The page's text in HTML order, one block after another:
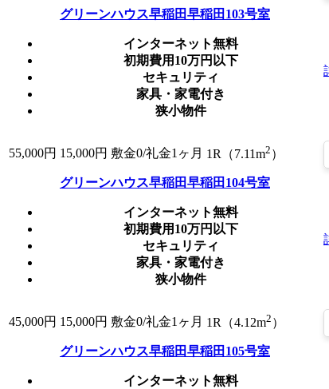
グリーンハウス早稲田早稲田103号室
インターネット無料
初期費用10万円以下
セキュリティ
家具・家電付き
狭小物件
55,000円 15,000円 敷金0/礼金1ヶ月 1R（7.11m2 ）
グリーンハウス早稲田早稲田104号室
インターネット無料
初期費用10万円以下
セキュリティ
家具・家電付き
狭小物件
45,000円 15,000円 敷金0/礼金1ヶ月 1R（4.12m2 ）
グリーンハウス早稲田早稲田105号室
インターネット無料